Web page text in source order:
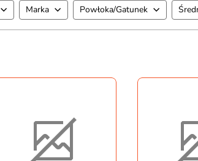
Marka Powłoka/Gatunek